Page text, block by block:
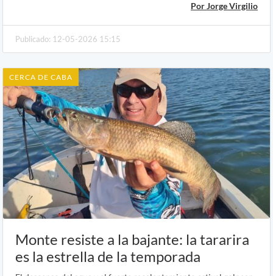
Por Jorge Virgilio
Publicado: 12-05-2026 15:15
CERCA DE CABA
Monte resiste a la bajante: la tararira
es la estrella de la temporada